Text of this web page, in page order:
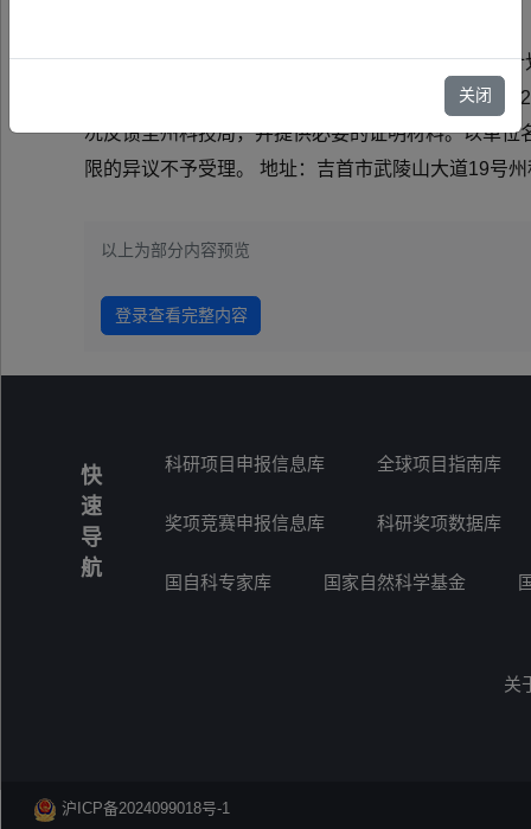
根据《关于开展2026年度湘西州科技指导性
拟立项的项目予以公示（公示名单附后）。公示期
况反馈至州科技局，并提供必要的证明材料。以单
限的异议不予受理。 地址：吉首市武陵山大道19号
以上为部分内容预览
登录查看完整内容
快
速
导
航
科研项目申报信息库 全球项目指南库
奖项竞赛申报信息库 科研奖项数据库
国自科专家库 国家自然科学基金
关
沪ICP备2024099018号-1
关闭